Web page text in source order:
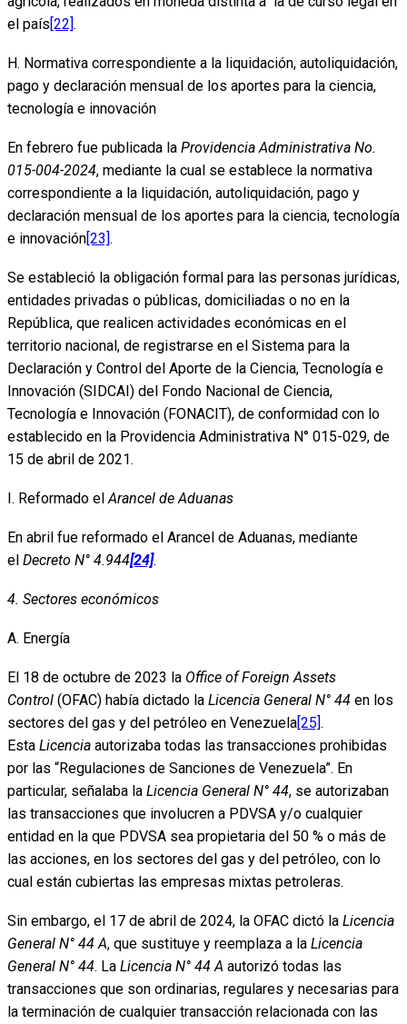
el país [22] .
H. Normativa correspondiente a la liquidación, autoliquidación,
pago y declaración mensual de los aportes para la ciencia,
tecnología e innovación
En febrero fue publicada la Providencia Administrativa No.
015-004-2024, mediante la cual se establece la normativa
correspondiente a la liquidación, autoliquidación, pago y
declaración mensual de los aportes para la ciencia, tecnología
e innovación [23] .
Se estableció la obligación formal para las personas jurídicas,
entidades privadas o públicas, domiciliadas o no en la
República, que realicen actividades económicas en el
territorio nacional, de registrarse en el Sistema para la
Declaración y Control del Aporte de la Ciencia, Tecnología e
Innovación (SIDCAI) del Fondo Nacional de Ciencia,
Tecnología e Innovación (FONACIT), de conformidad con lo
establecido en la Providencia Administrativa N° 015-029, de
15 de abril de 2021.
I. Reformado elArancel de Aduanas
En abril fue reformado el Arancel de Aduanas, mediante
el Decreto N° 4.944[24].
4. Sectores económicos
A. Energía
El 18 de octubre de 2023 la Office of Foreign Assets
Control (OFAC) había dictado la Licencia General N° 44 en los
sectores del gas y del petróleo en Venezuela [25] .
Esta Licencia autorizaba todas las transacciones prohibidas
por las “Regulaciones de Sanciones de Venezuela”. En
particular, señalaba la Licencia General N° 44, se autorizaban
las transacciones que involucren a PDVSA y/o cualquier
entidad en la que PDVSA sea propietaria del 50 % o más de
las acciones, en los sectores del gas y del petróleo, con lo
cual están cubiertas las empresas mixtas petroleras.
Sin embargo, el 17 de abril de 2024, la OFAC dictó la Licencia
General N° 44 A, que sustituye y reemplaza a la Licencia
General N° 44. La Licencia N° 44 A autorizó todas las
transacciones que son ordinarias, regulares y necesarias para
la terminación de cualquier transacción relacionada con las